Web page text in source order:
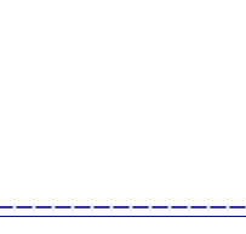
ーーーーーーーーーー